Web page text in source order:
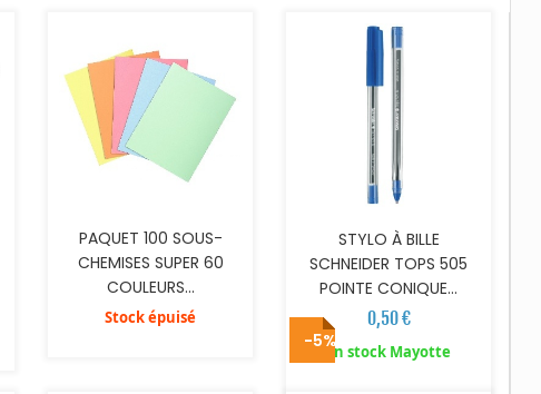
PAQUET 100 SOUS-
CHEMISES SUPER 60
COULEURS...
Stock épuisé
STYLO À BILLE
SCHNEIDER TOPS 505
POINTE CONIQUE...
0,50 €
En stock Mayotte
-5% AJOUTER AU PANIER